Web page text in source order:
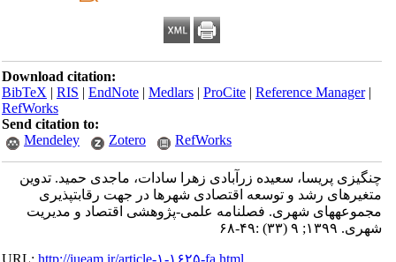
Download citation:
BibTeX|RIS|EndNote|Medlars|ProCite|Reference Manager
RefWorks
Send citation to:
Mendeley
Zotero RefWorks
چنگیزی پریسا، سعیده زرآبادی زهرا سادات، ماجدی حمید. تدوین
متغیرهای رشد و توسعه اقتصادی شهرها در جهت رقابت‎پذیری
مجموعه‎های شهری. فصلنامه علمی-پژوهشی اقتصاد و مدیریت
شهری. ۱۳۹۹; ۹ (۳۳) :۴۹-۶۸
URL:http://iueam.ir/article-۱-۱۶۲۵-fa.html